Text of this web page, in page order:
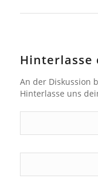
Hinterlasse
An der Diskussion
Hinterlasse uns